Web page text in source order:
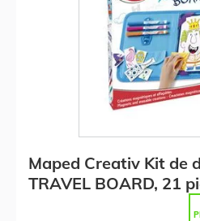
Maped Creativ Kit de
TRAVEL BOARD, 21